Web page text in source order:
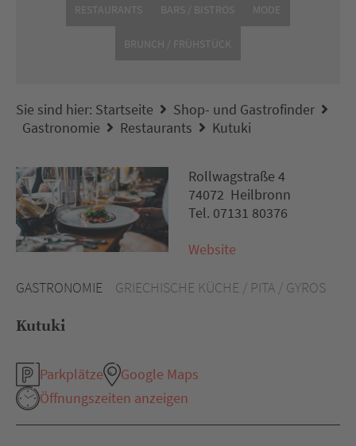
RESTAURANTS BARS / BISTROS MODE
BRUNCH / FRÜHSTÜCK
Sie sind hier: Startseite
Shop- und Gastrofinder
Gastronomie
Restaurants Kutuki
GASTRONOMIE GRIECHISCHE KÜCHE / PITA / GYROS
Kutuki
Parkplätze
Google Maps
Öffnungszeiten anzeigen
Rollwagstraße 4
74072 Heilbronn
Tel. 07131 80376
Website